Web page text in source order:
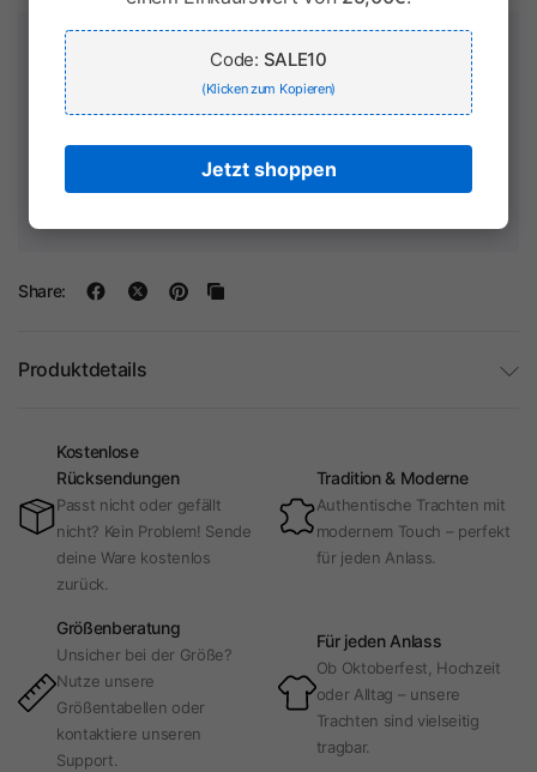
Zahlung & Sicherheit
Ihr Zahlungsinformationen werden sicher verarbeitet. Wir
speichern keine Kreditkartendaten und haben keinen Zugriff
Share:
Produktdetails
Kostenlose
Rücksendungen
Passt nicht oder gefällt
nicht? Kein Problem! Sende
deine Ware kostenlos
zurück.
Tradition & Moderne
Authentische Trachten mit
modernem Touch – perfekt
für jeden Anlass.
Größenberatung
Unsicher bei der Größe?
Nutze unsere
Größentabellen oder
kontaktiere unseren
Support.
Für jeden Anlass
Ob Oktoberfest, Hochzeit
oder Alltag – unsere
Trachten sind vielseitig
tragbar.
Code: SALE10
(Klicken zum Kopieren)
Jetzt shoppen